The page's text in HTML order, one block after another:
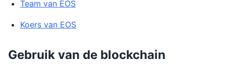
Team van EOS
Koers van EOS
Gebruik van de blockchain